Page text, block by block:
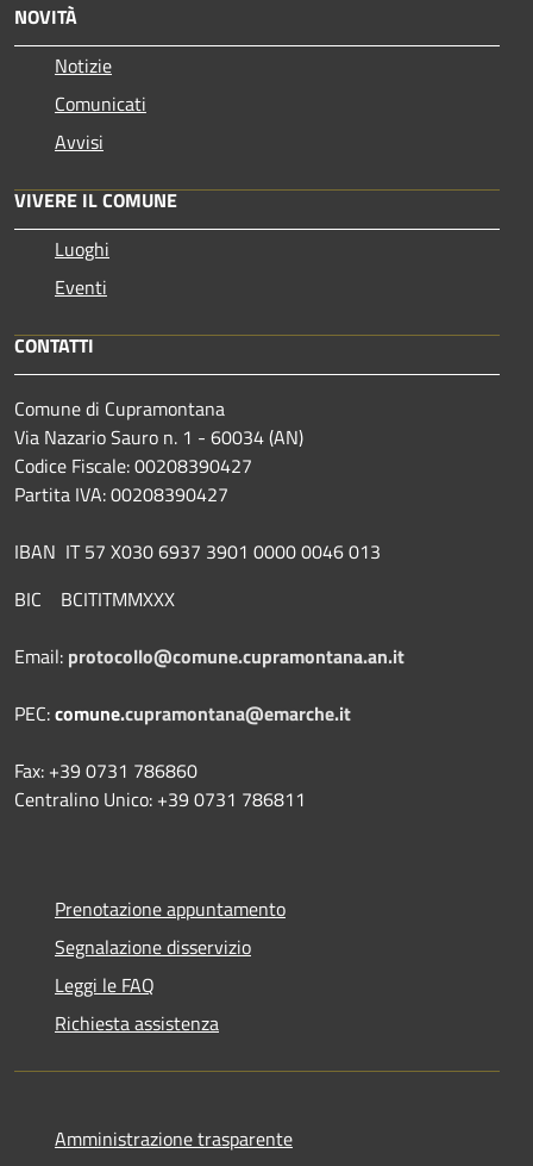
NOVITÀ
Notizie
Comunicati
Avvisi
VIVERE IL COMUNE
Luoghi
Eventi
CONTATTI
Comune di Cupramontana
Via Nazario Sauro n. 1 - 60034 (AN)
Codice Fiscale: 00208390427
Partita IVA: 00208390427
IBAN IT 57 X030 6937 3901 0000 0046 013
BIC BCITITMMXXX
Email: protocollo@comune.cupramontana.an.it
PEC:comune.cupramontana@emarche.it
Fax: +39 0731 786860
Centralino Unico: +39 0731 786811
Prenotazione appuntamento
Segnalazione disservizio
Leggi le FAQ
Richiesta assistenza
Amministrazione trasparente